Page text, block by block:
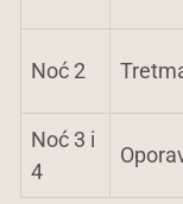
Noć 2
Noć 3 i
4